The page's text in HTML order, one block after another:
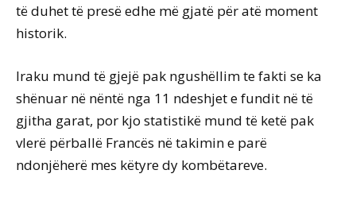
të duhet të presë edhe më gjatë për atë moment
historik.
Iraku mund të gjejë pak ngushëllim te fakti se ka
shënuar në nëntë nga 11 ndeshjet e fundit në të
gjitha garat, por kjo statistikë mund të ketë pak
vlerë përballë Francës në takimin e parë
ndonjëherë mes këtyre dy kombëtareve.